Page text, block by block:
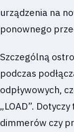
urządzenia na
ponownego
Szczególną
podczas
odpływowych,
„LOAD”.
dimmerów czy